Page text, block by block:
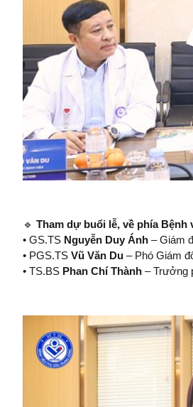
🔹 Tham dự buổi lễ, về phía
• GS.TS Nguyễn Duy Ánh – Giám
• PGS.TS Vũ Văn Du – Phó Giám
• TS.BS Phan Chí Thành – Trưởng